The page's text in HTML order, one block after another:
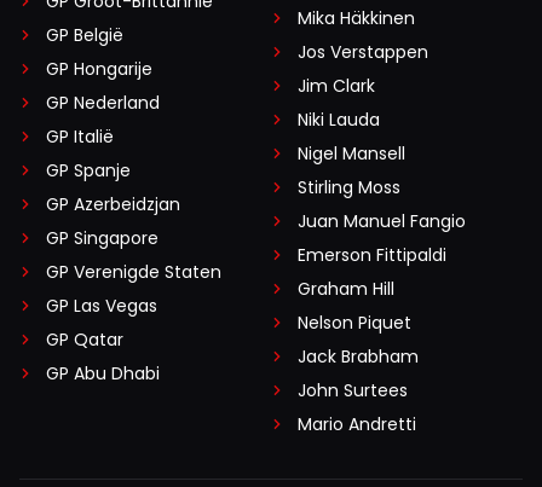
GP België
GP Hongarije
GP Nederland
GP Italië
GP Spanje
GP Azerbeidzjan
GP Singapore
GP Verenigde Staten
GP Las Vegas
GP Qatar
GP Abu Dhabi
Mika Häkkinen
Jos Verstappen
Jim Clark
Niki Lauda
Nigel Mansell
Stirling Moss
Juan Manuel Fangio
Emerson Fittipaldi
Graham Hill
Nelson Piquet
Jack Brabham
John Surtees
Mario Andretti